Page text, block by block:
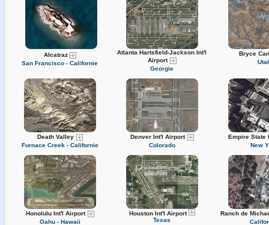
Alcatraz
San Francisco - Californie
Atlanta Hartsfield-Jackson Int'l
Airport
Georgie
Bryce
Death Valley
Furnace Creek - Californie
Denver Int'l Airport
Colorado
Empire State
New
Honolulu Int'l Airport
Oahu - Hawaii
Houston Int'l Airport
Texas
Ranch de